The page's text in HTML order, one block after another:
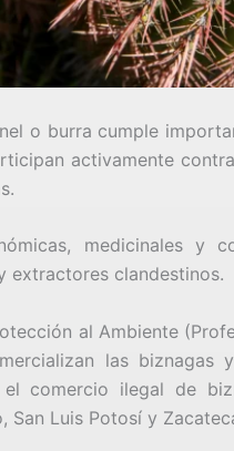
o burra cumple
activamente
medicinales y
extractores clandestinos.
al Ambiente
las biznagas
comercio ilegal de
San Luis Potosí y